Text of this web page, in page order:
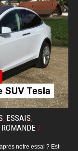
, ESSAIS,
/
notre essai ? Est-